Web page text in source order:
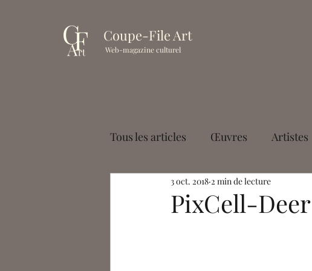
Coupe-File Art
Web-magazine culturel
Tous les articles Œuvres Artistes
Muséologie Cinéma
PixCell-
3 oct. 2018 2 min de lecture